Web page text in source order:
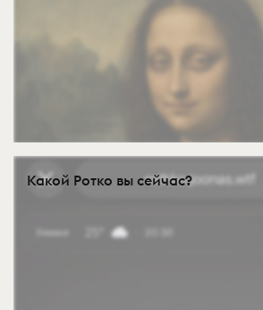
Какой Ротко вы сейчас?